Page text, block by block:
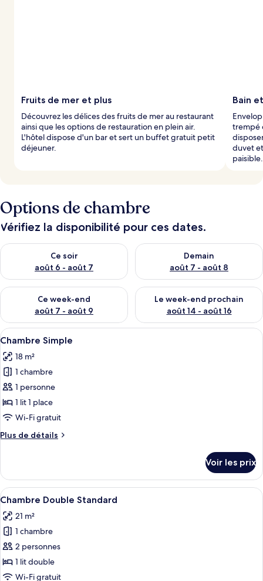
s
v
Fruits de mer et plus
Découvrez les délices des fruits de mer au restaurant
ainsi que les options de restauration en plein air.
L'hôtel dispose d'un bar et sert un buffet gratuit petit
déjeuner.
Bain
trempé
duvet
paisible.
Options de chambre
Vérifiez la disponibilité pour ces dates.
Ce soir
août 6 - août 7
Vérifier la disponibilité pour ce soir août 6 - août 7
Demain
août 7 - août 8
Vérifier la disponibilité pour
Ce week-end
août 7 - août 9
Vérifier la disponibilité pour ce week-end août 7 - août 9
Le week-end prochain
août 14 - août 16
Vérifier la disponibilité pour
Afficher
toutes
les
photos
pour
ce
type
chambre :
Une chambre d’hôtel avec un lit, un
6
Chambre Simple
18 m²
1 chambre
1 personne
1 lit 1 place
Wi-Fi gratuit
Plus de détails
Plus
le
type
de
Chambre
Simple
Voir les prix
Afficher
toutes
les
photos
pour
ce
type
Un lit recouvert d’une couvre-lit
20
Chambre Double Standard
21 m²
1 chambre
2 personnes
1 lit double
Wi-Fi gratuit